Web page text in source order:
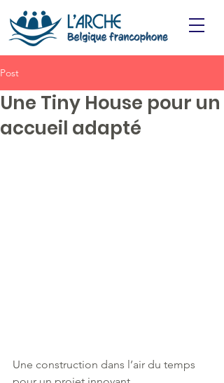
Post
Une Tiny House pour un
accueil adapté
Une construction dans l’air du temps